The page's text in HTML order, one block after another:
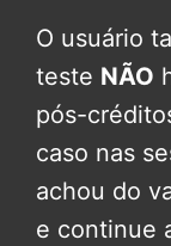
O usuário
teste NÃO
pós-
caso nas
achou do
e continue